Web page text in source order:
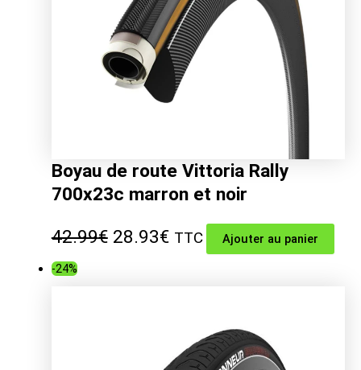
Boyau de route Vittoria Rally
700x23c marron et noir
42.99€ Le
42.99€.
28.93€Le
28.93€.
TTC Ajouter au panier
-24%